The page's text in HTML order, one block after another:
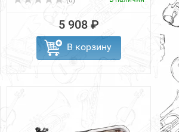
5 908 ₽
В корзину